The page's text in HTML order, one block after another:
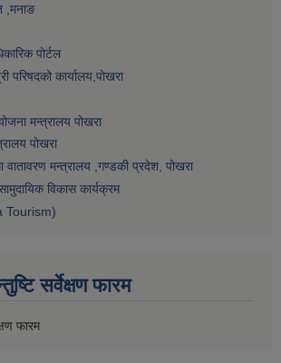
,मनाङ
पोर्टल
परिषदको कार्यालय,पोखरा
मन्त्रालय पोखरा
पोखरा
वातावरण मन्त्रालय ,गण्डकी प्रदेश, पोखरा
विकास कार्यक्रम
Tourism)
सर्वेक्षण फारम
फारम